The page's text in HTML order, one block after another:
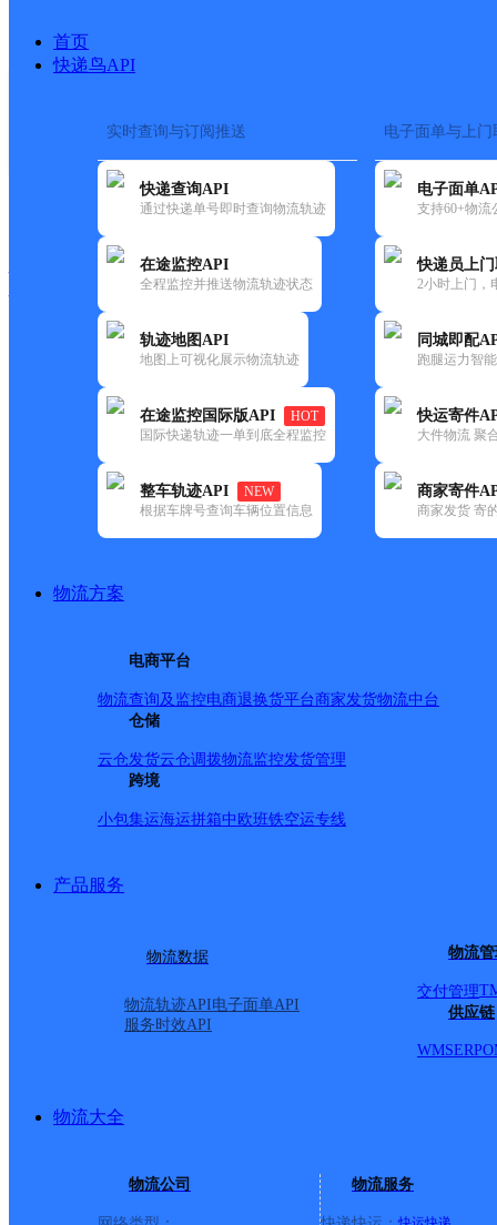
首页
快递鸟API
实时查询与订阅推送
快递查询API
通过快递单号即时查询物流轨迹
在途监控API
全程监控并推送物流轨迹状态
轨迹地图API
地图上可视化展示物流轨迹
在途监控国际版API
HOT
国际快递轨迹一单到底全程监控
整车轨迹API
NEW
根据车牌号查询车辆位置信息
电子面单与上门
电子面单
支持60+物流
快递员上
2小时上门，
同城即配
跑腿运力智
快运寄件
大件物流 聚
商家寄件
商家发货 寄
物流方案
电商平台
物流查询及监控电商退换货平台商家发货物流中台
仓储
云仓发货云仓调拨物流监控发货管理
跨境
小包集运海运拼箱中欧班铁空运专线
产品服务
物流数据
物流轨迹API电子面单API
服务时效API
物流
交付管理
供应链
WMSERP
物流大全
物流公司 物流服务
快运大全 快递时效
邮政
太平庄邮政所
更新时间：2021-12-03 00:00:00
所属快递：邮政国内
所属区域：山西省-忻州市-神池县
网点地址：山西忻州神池太平庄太平庄
网点负责人：